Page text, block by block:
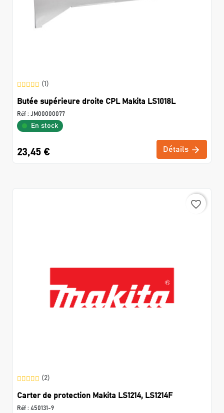
(1)
Butée supérieure droite CPL Makita LS1018L
Réf : JM00000077
En stock
23,45 € Détails
favorite_border
(2)
Carter de protection Makita LS1214, LS1214F
Réf : 450131-9